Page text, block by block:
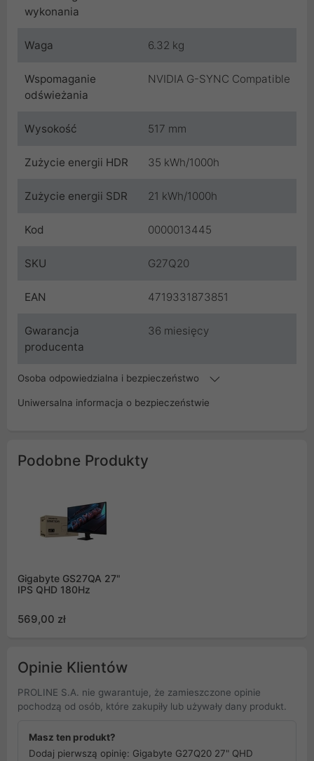
wykonania
Waga 6.32 kg
Wspomaganie
odświeżania
NVIDIA G-SYNC Compatible
Wysokość 517 mm
Zużycie energii HDR 35 kWh/1000h
Zużycie energii SDR 21 kWh/1000h
Kod 0000013445
SKU G27Q20
EAN 4719331873851
Gwarancja
producenta
36 miesięcy
Osoba odpowiedzialna i bezpieczeństwo
Uniwersalna informacja o bezpieczeństwie
Podobne Produkty
Gigabyte GS27QA 27"
IPS QHD 180Hz
569,00 zł
Opinie Klientów
PROLINE S.A. nie gwarantuje, że zamieszczone opinie
pochodzą od osób, które zakupiły lub używały dany produkt.
Masz ten produkt?
Dodaj pierwszą opinię: Gigabyte G27Q20 27" QHD